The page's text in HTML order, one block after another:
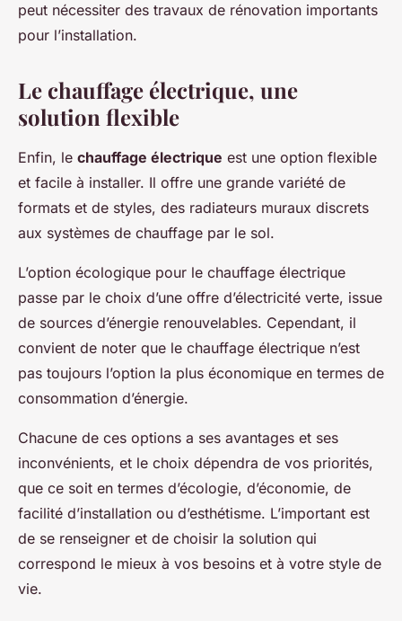
peut nécessiter des travaux de rénovation importants
pour l’installation.
Le chauffage électrique, une
solution flexible
Enfin, le chauffage électrique est une option flexible
et facile à installer. Il offre une grande variété de
formats et de styles, des radiateurs muraux discrets
aux systèmes de chauffage par le sol.
L’option écologique pour le chauffage électrique
passe par le choix d’une offre d’électricité verte, issue
de sources d’énergie renouvelables. Cependant, il
convient de noter que le chauffage électrique n’est
pas toujours l’option la plus économique en termes de
consommation d’énergie.
Chacune de ces options a ses avantages et ses
inconvénients, et le choix dépendra de vos priorités,
que ce soit en termes d’écologie, d’économie, de
facilité d’installation ou d’esthétisme. L’important est
de se renseigner et de choisir la solution qui
correspond le mieux à vos besoins et à votre style de
vie.